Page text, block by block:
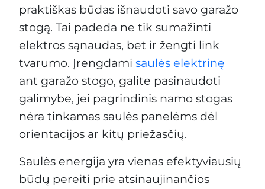
praktiškas būdas išnaudoti savo garažo
stogą. Tai padeda ne tik sumažinti
elektros sąnaudas, bet ir žengti link
tvarumo. Įrengdami saulės elektrinę
ant garažo stogo, galite pasinaudoti
galimybe, jei pagrindinis namo stogas
nėra tinkamas saulės panelėms dėl
orientacijos ar kitų priežasčių.
Saulės energija yra vienas efektyviausių
būdų pereiti prie atsinaujinančios